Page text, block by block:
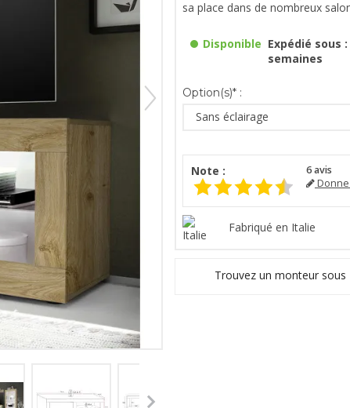
sa place dans de nombreux
Disponible Expédié sous :
semaines
Option(s)* :
Sans éclairage
Note : 6avis
Fabriqué en Italie
Trouvez un monteur